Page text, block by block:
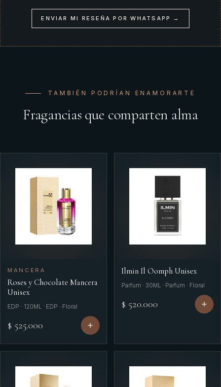
ENVIAR MI RESEÑA POR WHATSAPP →
TAMBIÉN PODRÍAN ENAMORARTE
Fragancias que comparten alma
MANCERA
Roses y Chocolate Mancera
Unisex
EDP · 120ML · EDP · Floral
$ 525.000
Ilmin Il Oomph Unisex
Parfum · 30ML · Parfum · Floral
$ 520.000